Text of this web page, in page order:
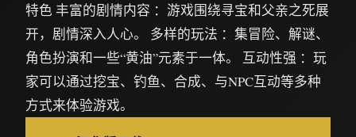
特色 丰富的剧情内容 ：游戏围绕寻宝和父亲之死展
开，剧情深入人心。 多样的玩法 ：集冒险、解谜、
角色扮演和一些“黄油”元素于一体。 互动性强 ：玩
家可以通过挖宝、钓鱼、合成、与NPC互动等多种
方式来体验游戏。